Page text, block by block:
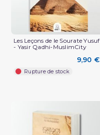
Les Leçons de le Sourate Yusuf
- Yasir Qadhi-MuslimCity
9,90 €
Rupture de stock